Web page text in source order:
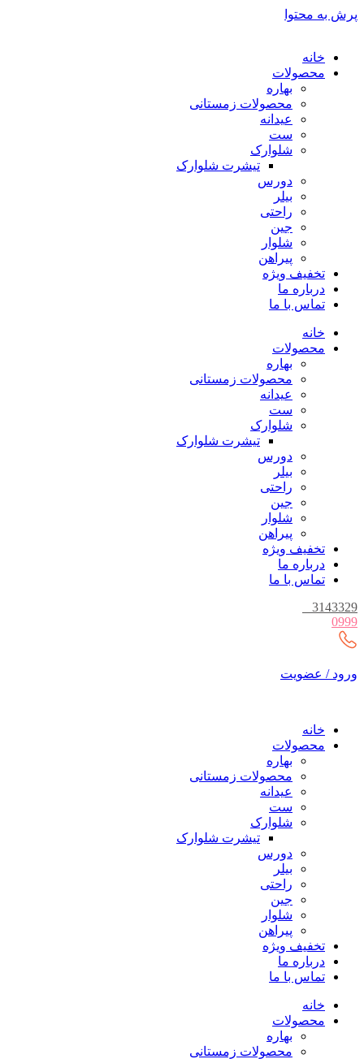
پرش به محتوا
خانه
محصولات
بهاره
محصولات زمستانی
عیدانه
ست
شلوارک
تیشرت شلوارک
دورس
بیلر
راحتی
جین
شلوار
پیراهن
تخفیف ویژه
درباره ما
تماس با ما
خانه
محصولات
بهاره
محصولات زمستانی
عیدانه
ست
شلوارک
تیشرت شلوارک
دورس
بیلر
راحتی
جین
شلوار
پیراهن
تخفیف ویژه
درباره ما
تماس با ما
3143329
0999
ورود / عضویت
خانه
محصولات
بهاره
محصولات زمستانی
عیدانه
ست
شلوارک
تیشرت شلوارک
دورس
بیلر
راحتی
جین
شلوار
پیراهن
تخفیف ویژه
درباره ما
تماس با ما
خانه
محصولات
بهاره
محصولات زمستانی